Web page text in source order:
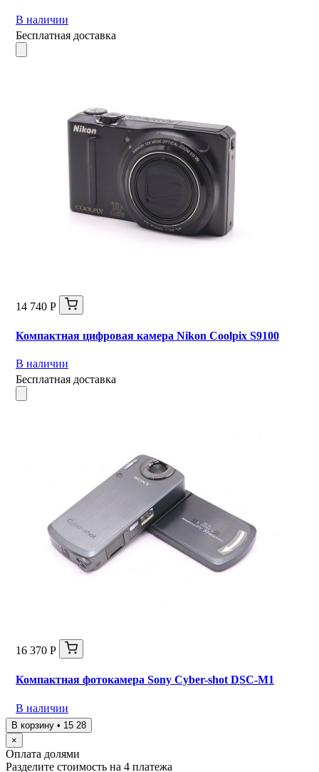
В наличии
Бесплатная доставка
14 740 Р
Компактная цифровая камера Nikon Coolpix S9100
В наличии
Бесплатная доставка
16 370 Р
Компактная фотокамера Sony Cyber-shot DSC-M1
В наличии
В корзину • 15 28
×
Оплата долями
Разделите стоимость на 4 платежа